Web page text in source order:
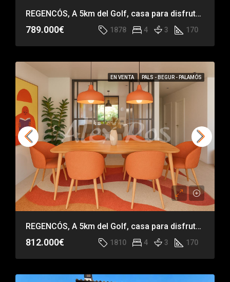
REGENCÓS, A 5km del Golf, casa para disfrutar TODO el año
789.000€ 1878 4 3 170
EN VENTA PALS - BEGUR - PALAMÓS
REGENCÓS, A 5km del Golf, casa para disfrutar TODO el año
812.000€ 1810 4 3 170